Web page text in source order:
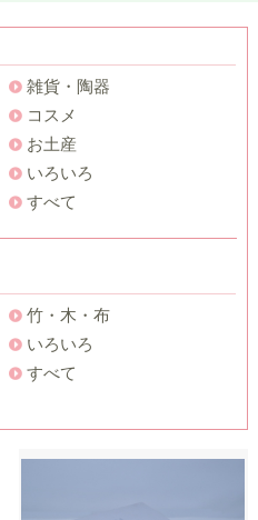
雑貨・陶器
コスメ
お土産
いろいろ
すべて
竹・木・布
いろいろ
すべて